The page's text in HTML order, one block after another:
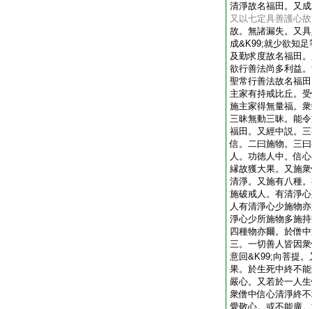
清淨故名福田。又
又以七定具善護心
故。無諸漏失。又
成&K99;就少欲知
及勤求度故名福田
欲行善法尚多利益
聖常行善法故名福
主家有持戒比丘。
施主家得無量福。
三昧無動三昧。能
福田。又經中説。
信。二曰施物。三
人。功徳人中。信
縁故獲大果。又施
清淨。又施有八種
施破戒人。有清淨
人有清淨心少施物
淨心少所施物多施
四種物亦爾。於僧
三。一切善人皆因
意回&K99;向菩提
果。於生死中終不
嚴心。又若於一人
衆僧中信心清淨終
愛敬心。或不能廣